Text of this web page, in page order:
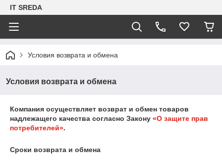
IT SREDA
Условия возврата и обмена
Условия возврата и обмена
Компания осуществляет возврат и обмен товаров
надлежащего качества согласно Закону «О защите прав
потребителей».
Сроки возврата и обмена